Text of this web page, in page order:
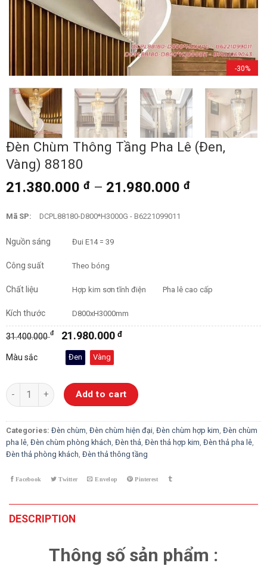
-30%
Đèn Chùm Thông Tầng Pha Lê (Đen,
Vàng) 88180
21.380.000 đ – 21.980.000 đ
Mã SP: DCPL88180-D800*H3000G - B6221099011
Nguồn sáng Đui E14 = 39
Công suất Theo bóng
Chất liệu Hợp kim sơn tĩnh điện Pha lê cao cấp
Kích thước D800xH3000mm
31.400.000đ 21.980.000đ
Màu sắc Đen Vàng
Đèn Chùm Thông Tầng Pha Lê (Đen, Vàng) 88180 quantity
Add to cart
Categories: Đèn chùm Đèn chùm hiện đại Đèn chùm hợp kim Đèn chùm
pha lê Đèn chùm phòng khách Đèn thả Đèn thả hợp kim Đèn thả pha lê
Đèn thả phòng khách Đèn thả thông tầng
DESCRIPTION
Thông số sản phẩm :